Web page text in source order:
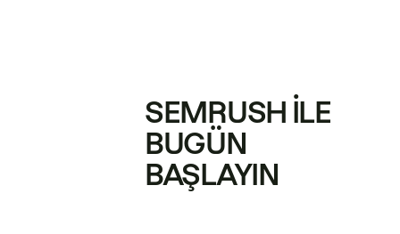
SEMRUSH ILE
BUGÜN
BAŞLAYIN